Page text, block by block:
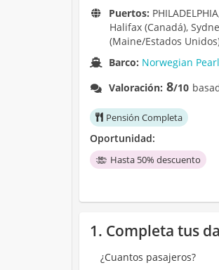
Puertos:
Halifax (Canadá),
(Maine/Estados
Barco: Norwegian Pearl
Valoración: 8/10
Pensión Completa
Oportunidad:
Hasta 50% descuento
1. Completa tus
¿Cuantos pasajeros?